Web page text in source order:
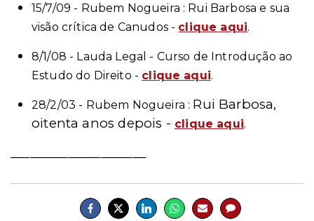
15/7/09 - Rubem Nogueira : Rui Barbosa e sua
visão crítica de Canudos - clique aqui.
8/1/08 - Lauda Legal - Curso de Introdução ao
Estudo do Direito - clique aqui.
28/2/03 - Rubem Nogueira : Rui Barbosa,
oitenta anos depois - clique aqui.